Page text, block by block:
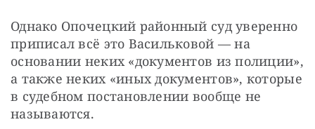
Однако Опочецкий районный суд уверенно
приписал всё это Васильковой — на
основании неких «документов из полиции»,
а также неких «иных документов», которые
в судебном постановлении вообще не
называются.